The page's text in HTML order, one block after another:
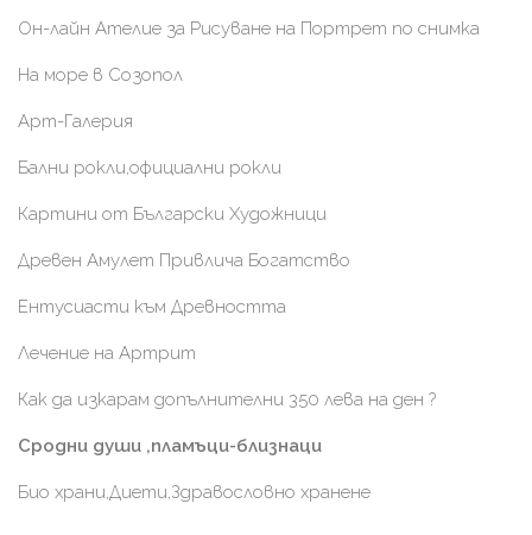
Он-лайн Ателие за Рисуване на Портрет по снимка
На море в Созопол
Арт-Галерия
Бални рокли,официални рокли
Картини от Български Художници
Древен Амулет Привлича Богатство
Ентусиасти към Древността
Лечение на Артрит
Как да изкарам допълнителни 350 лева на ден ?
Сродни души ,пламъци-близнаци
Био храни,Диети,Здравословно хранене